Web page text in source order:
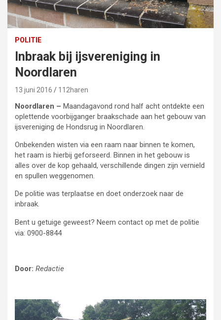
POLITIE
Inbraak bij ijsvereniging in
Noordlaren
13 juni 2016 112haren
Noordlaren – Maandagavond rond half acht ontdekte een
oplettende voorbijganger braakschade aan het gebouw van
ijsvereniging de Hondsrug in Noordlaren.
Onbekenden wisten via een raam naar binnen te komen,
het raam is hierbij geforseerd. Binnen in het gebouw is
alles over de kop gehaald, verschillende dingen zijn vernield
en spullen weggenomen.
De politie was terplaatse en doet onderzoek naar de
inbraak.
Bent u getuige geweest? Neem contact op met de politie
via: 0900-8844
Door: Redactie